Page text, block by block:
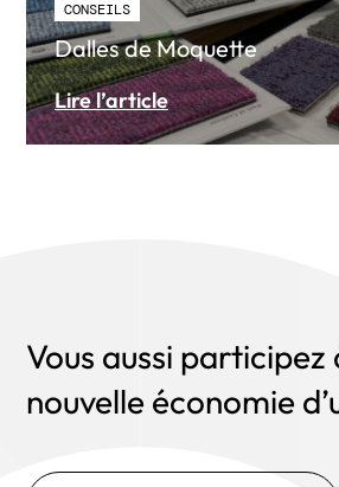
CONSEILS
Dalles de Moquette
Lire l’article
Vous aussi participez
nouvelle économie